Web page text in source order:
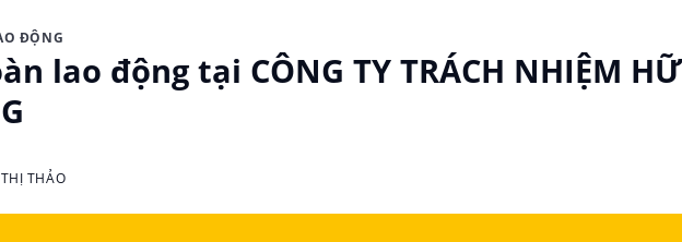
ĐỘNG
lao động tại CÔNG TY TRÁCH NHIỆM
THẢO